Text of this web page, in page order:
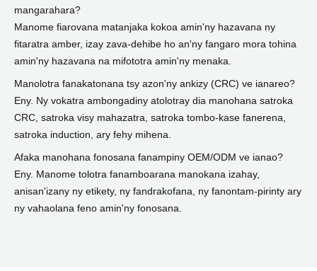
mangarahara?
Manome fiarovana matanjaka kokoa amin'ny hazavana ny
fitaratra amber, izay zava-dehibe ho an'ny fangaro mora tohina
amin'ny hazavana na mifototra amin'ny menaka.
Manolotra fanakatonana tsy azon'ny ankizy (CRC) ve ianareo?
Eny. Ny vokatra ambongadiny atolotray dia manohana satroka
CRC, satroka visy mahazatra, satroka tombo-kase fanerena,
satroka induction, ary fehy mihena.
Afaka manohana fonosana fanampiny OEM/ODM ve ianao?
Eny. Manome tolotra fanamboarana manokana izahay,
anisan'izany ny etikety, ny fandrakofana, ny fanontam-pirinty ary
ny vahaolana feno amin'ny fonosana.